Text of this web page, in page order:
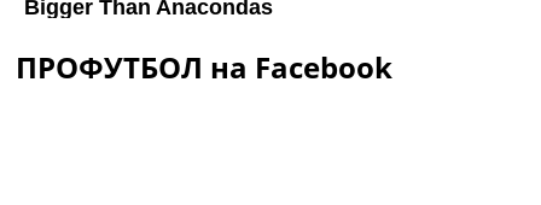
ПРОФУТБОЛ на Facebook